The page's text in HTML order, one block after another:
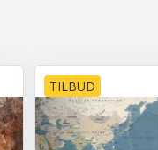
TILBUD